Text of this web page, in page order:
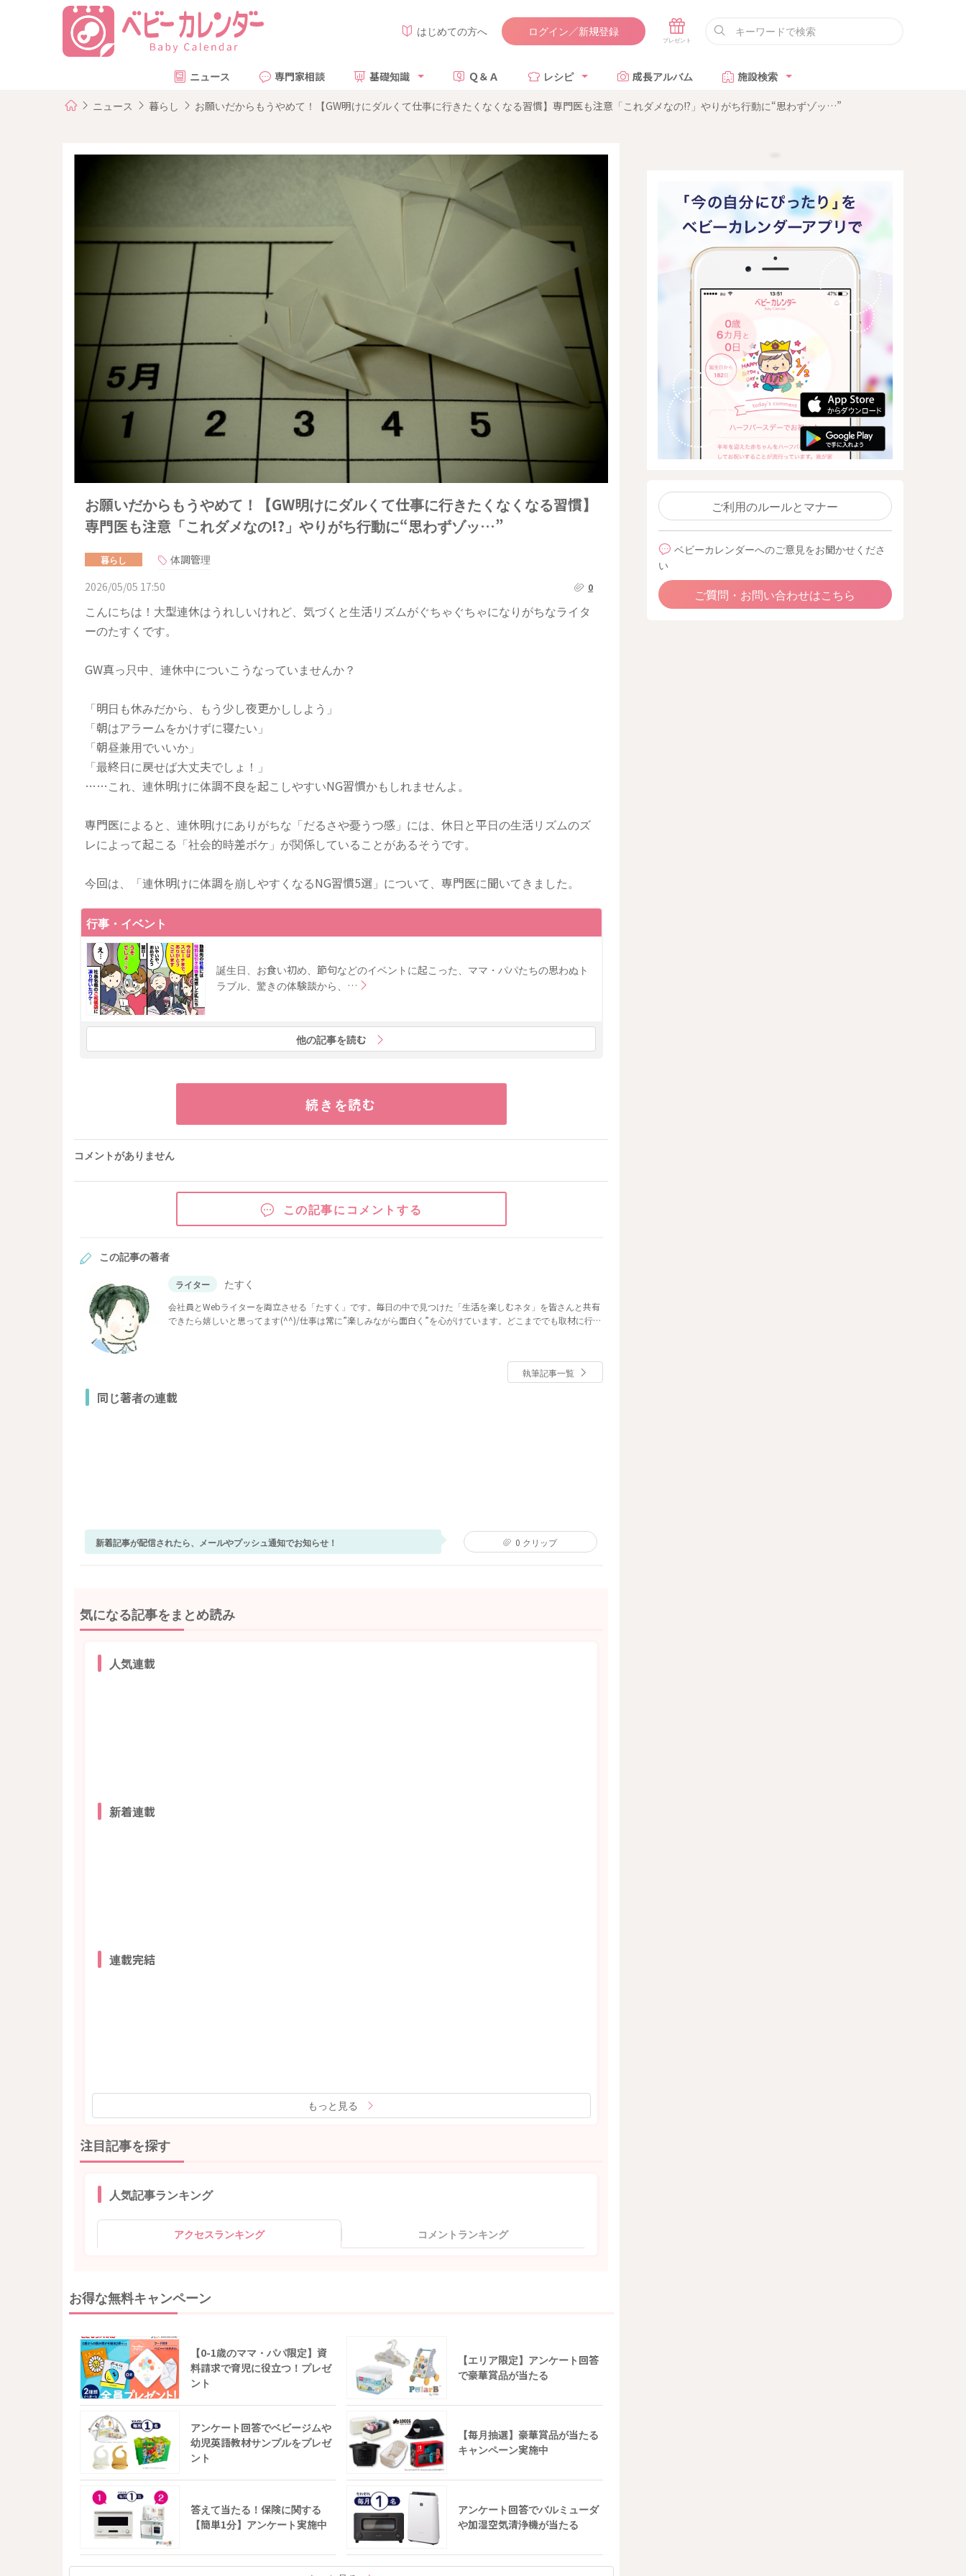
はじめての方へ ログイン／新規登録
ニュース 専門家相談 基礎知識 Ｑ＆Ａ レシピ 成長アルバム 施設検索
ニュース 暮らし お願いだからもうやめて！【GW明けにダルくて仕事に行きたくなくなる習慣】専門医も注意「これダメなの!?」やりがち行動に“思わずゾッ…”
お願いだからもうやめて！【GW明けにダルくて仕事に行きたくなくなる習慣】
専門医も注意「これダメなの!?」やりがち行動に“思わずゾッ…”
暮らし
体調管理
2026/05/05 17:50
0
こんにちは！大型連休はうれしいけれど、気づくと生活リズムがぐちゃぐちゃになりがちなライタ
ーのたすくです。
GW真っ只中、連休中についこうなっていませんか？
「明日も休みだから、もう少し夜更かししよう」
「朝はアラームをかけずに寝たい」
「朝昼兼用でいいか」
「最終日に戻せば大丈夫でしょ！」
……これ、連休明けに体調不良を起こしやすいNG習慣かもしれませんよ。
専門医によると、連休明けにありがちな「だるさや憂うつ感」には、休日と平日の生活リズムのズ
レによって起こる「社会的時差ボケ」が関係していることがあるそうです。
今回は、「連休明けに体調を崩しやすくなるNG習慣5選」について、専門医に聞いてきました。
行事・イベント
誕生日、お食い初め、節句などのイベントに起こった、ママ・パパたちの思わぬト
ラブル、驚きの体験談から、…
他の記事を読む
続きを読む
コメントがありません
この記事にコメントする
この記事の著者
ライター たすく
会社員とWebライターを両立させる「たすく」です。毎日の中で見つけた「生活を楽しむネタ」を皆さんと共有
できたら嬉しいと思ってます(^^)/仕事は常に”楽しみながら面白く”を心がけています。どこまででも取材に行く
執筆記事一覧
同じ著者の連載
新着記事が配信されたら、メールやプッシュ通知でお知らせ！ 0 クリップ
気になる記事をまとめ読み
人気連載
新着連載
連載完結
もっと見る
注目記事を探す
人気記事ランキング
アクセスランキング コメントランキング
お得な無料キャンペーン
【0-1歳のママ・パパ限定】資
料請求で育児に役立つ！プレゼ
ント
【エリア限定】アンケート回答
で豪華賞品が当たる
アンケート回答でベビージムや
幼児英語教材サンプルをプレゼ
ント
【毎月抽選】豪華賞品が当たる
キャンペーン実施中
答えて当たる！保険に関する
【簡単1分】アンケート実施中
アンケート回答でバルミューダ
や加湿空気清浄機が当たる
ご利用のルールとマナー
ベビーカレンダーへのご意見をお聞かせくださ
い
ご質問・お問い合わせはこちら